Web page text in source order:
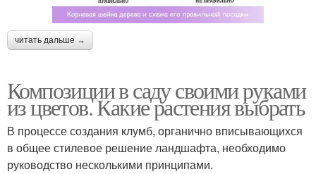
читать дальше →
Композиции в саду своими руками
из цветов. Какие растения выбрать
В процессе создания клумб, органично вписывающихся
в общее стилевое решение ландшафта, необходимо
руководство несколькими принципами.